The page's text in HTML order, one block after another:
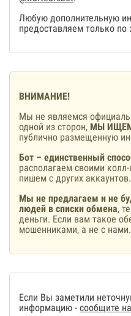
Любую дополнительную
предоставляем только по
ВНИМАНИЕ!
Мы не являемся
одной из сторон, МЫ
публично размещенную
Бот – единственный
располагаем своими
пишем с других аккаунтов.
Мы не предлагаем и не
людей в списки обмена,
деньги. Если вам такое
мошенниками, а не с нами.
Если Вы заметили
информацию - сообщите